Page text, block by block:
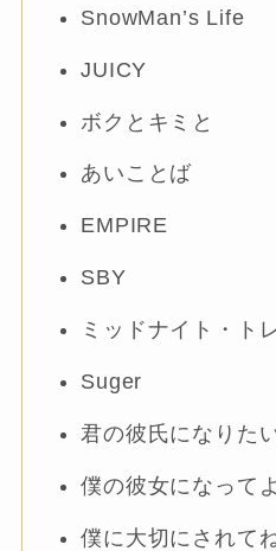
SnowMan’s Life
JUICY
ボクとキミと
あいことば
EMPIRE
SBY
ミッドナイト・ト
Suger
君の彼氏になりたい
僕の彼女になってよ
僕に大切にされてね